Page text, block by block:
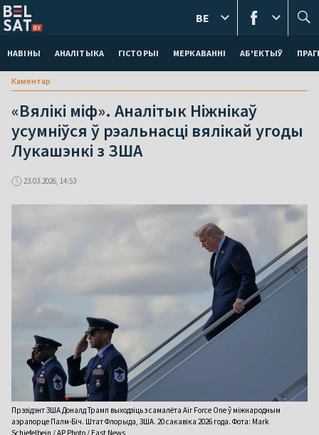
НАВІНЫ АНАЛІТЫКА ГІСТОРЫІ МЕРКАВАННI АБ'ЕКТЫЎ
BE
Каментар
«Вялікі міф». Аналітык Ніжнікаў
усумніўся ў рэальнасці вялікай угоды
Лукашэнкі з ЗША
23.03.2026, 14:53
Прэзідэнт ЗША Доналд Трамп выходзіць з самалёта Air Force One ў міжнародным
аэрапорце Палм-Біч. Штат Флорыда, ЗША. 20 сакавіка 2026 года. Фота: Mark